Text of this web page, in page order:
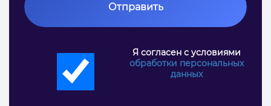
Отправить
Я согласен с условиями
обработки персональных
данных